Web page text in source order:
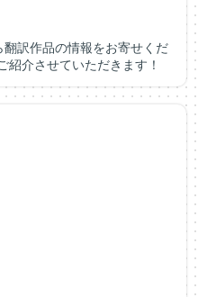
翻訳作品の情報をお寄せくだ
紹介させていただきます！